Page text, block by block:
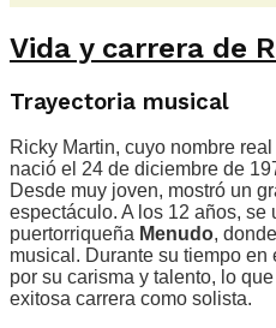
Vida y carrera de
Trayectoria musical
Ricky Martin, cuyo nombre
nació el 24 de diciembre de
Desde muy joven, mostró un
espectáculo. A los 12 años, se
puertorriqueña Menudo,
musical. Durante su tiempo
por su carisma y talento, lo
exitosa carrera como solista.